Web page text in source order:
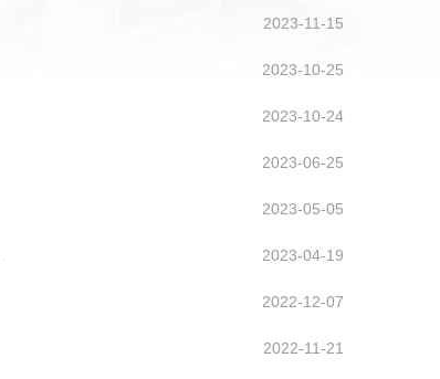
2023-11-15
2023-10-25
2023-10-24
2023-06-25
2023-05-05
2023-04-19
2022-12-07
2022-11-21